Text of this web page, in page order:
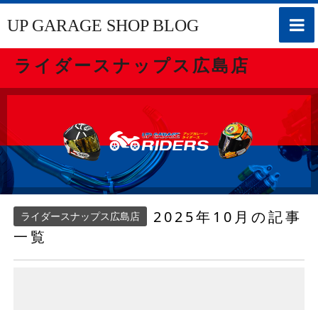
toggle
UP GARAGE SHOP BLOG
ライダースナップス広島店
ライダースナップス広島店
2025年10月の記事
一覧